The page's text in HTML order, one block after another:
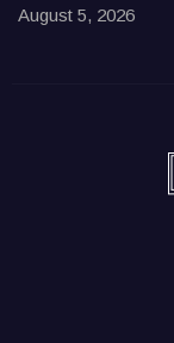
August 5, 2026